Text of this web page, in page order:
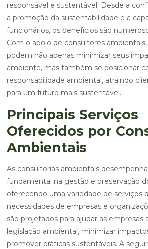
responsável e sustentável. Desde a
a promoção da sustentabilidade e a
funcionários, os benefícios são
Com o apoio de consultores
podem não apenas minimizar seus
ambiente, mas também se posicionar
responsabilidade ambiental, atraindo
para um futuro mais sustentável.
Principais Serviços
Oferecidos por
Ambientais
As consultorias ambientais
fundamental na gestão e preservação
oferecendo uma variedade de serviços
necessidades de empresas e
são projetados para ajudar as empresas
legislação ambiental, minimizar
promover práticas sustentáveis. A